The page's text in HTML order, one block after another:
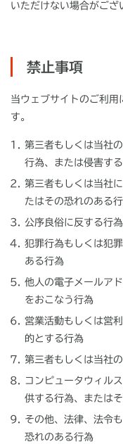
いただけない場合がござ
禁止事項
当ウェブサイトのご利用
す。
第三者もしくは当社
行為、または侵害す
第三者もしくは当社
たはその恐れのある
公序良俗に反する行
犯罪行為もしくは犯
ある行為
他人の電子メールア
をおこなう行為
営業活動もしくは営
的とする行為
第三者もしくは当社
コンピュータウィル
供する行為、または
その他、法律、法令
恐れのある行為